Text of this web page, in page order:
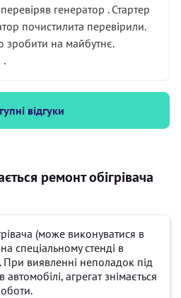
генератор . Стартер
почистилита перевірили.
на майбутнє.
.
відгуки
ремонт обігрівача
(може виконуватися в
спеціальному стенді в
При виявленні неполадок під
автомобілі, агрегат знімається